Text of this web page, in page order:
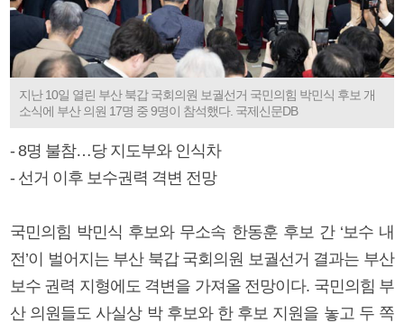
지난 10일 열린 부산 북갑 국회의원 보궐선거 국민의힘 박민식 후보 개
소식에 부산 의원 17명 중 9명이 참석했다. 국제신문DB
- 8명 불참…당 지도부와 인식차
- 선거 이후 보수권력 격변 전망
국민의힘 박민식 후보와 무소속 한동훈 후보 간 ‘보수 내
전’이 벌어지는 부산 북갑 국회의원 보궐선거 결과는 부산
보수 권력 지형에도 격변을 가져올 전망이다. 국민의힘 부
산 의원들도 사실상 박 후보와 한 후보 지원을 놓고 두 쪽